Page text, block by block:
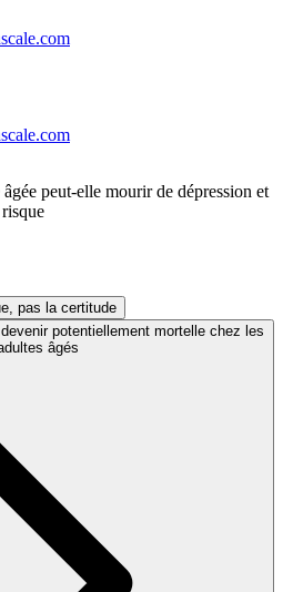
peut-elle mourir de dépression et
pas la certitude
potentiellement mortelle chez les
âgés